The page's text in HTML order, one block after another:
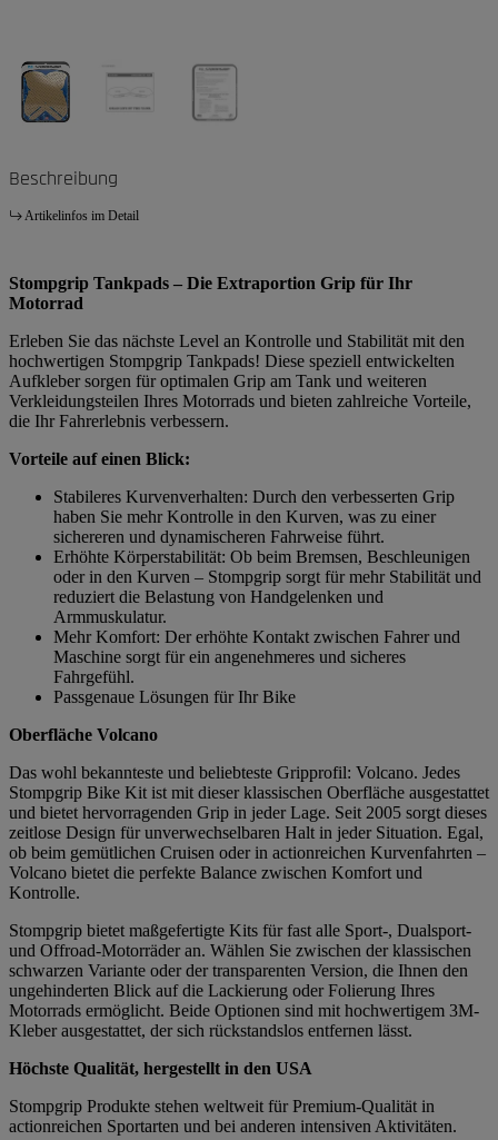
Beschreibung
Artikelinfos im Detail
Stompgrip Tankpads – Die Extraportion Grip für Ihr
Motorrad
Erleben Sie das nächste Level an Kontrolle und Stabilität mit den
hochwertigen Stompgrip Tankpads! Diese speziell entwickelten
Aufkleber sorgen für optimalen Grip am Tank und weiteren
Verkleidungsteilen Ihres Motorrads und bieten zahlreiche Vorteile,
die Ihr Fahrerlebnis verbessern.
Vorteile auf einen Blick:
Stabileres Kurvenverhalten: Durch den verbesserten Grip
haben Sie mehr Kontrolle in den Kurven, was zu einer
sichereren und dynamischeren Fahrweise führt.
Erhöhte Körperstabilität: Ob beim Bremsen, Beschleunigen
oder in den Kurven – Stompgrip sorgt für mehr Stabilität und
reduziert die Belastung von Handgelenken und
Armmuskulatur.
Mehr Komfort: Der erhöhte Kontakt zwischen Fahrer und
Maschine sorgt für ein angenehmeres und sicheres
Fahrgefühl.
Passgenaue Lösungen für Ihr Bike
Oberfläche Volcano
Das wohl bekannteste und beliebteste Gripprofil: Volcano. Jedes
Stompgrip Bike Kit ist mit dieser klassischen Oberfläche ausgestattet
und bietet hervorragenden Grip in jeder Lage. Seit 2005 sorgt dieses
zeitlose Design für unverwechselbaren Halt in jeder Situation. Egal,
ob beim gemütlichen Cruisen oder in actionreichen Kurvenfahrten –
Volcano bietet die perfekte Balance zwischen Komfort und
Kontrolle.
Stompgrip bietet maßgefertigte Kits für fast alle Sport-, Dualsport-
und Offroad-Motorräder an. Wählen Sie zwischen der klassischen
schwarzen Variante oder der transparenten Version, die Ihnen den
ungehinderten Blick auf die Lackierung oder Folierung Ihres
Motorrads ermöglicht. Beide Optionen sind mit hochwertigem 3M-
Kleber ausgestattet, der sich rückstandslos entfernen lässt.
Höchste Qualität, hergestellt in den USA
Stompgrip Produkte stehen weltweit für Premium-Qualität in
actionreichen Sportarten und bei anderen intensiven Aktivitäten.